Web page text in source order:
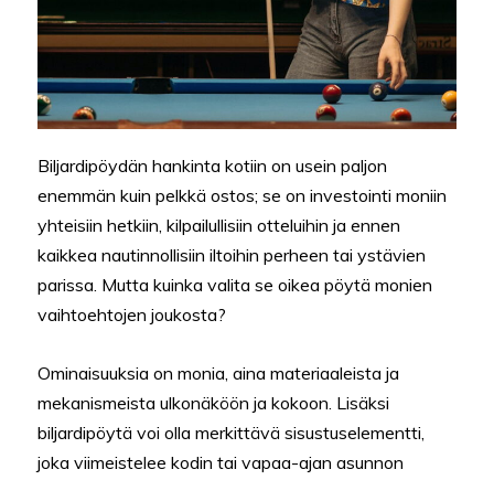
Biljardipöydän hankinta kotiin on usein paljon
enemmän kuin pelkkä ostos; se on investointi moniin
yhteisiin hetkiin, kilpailullisiin otteluihin ja ennen
kaikkea nautinnollisiin iltoihin perheen tai ystävien
parissa. Mutta kuinka valita se oikea pöytä monien
vaihtoehtojen joukosta?
Ominaisuuksia on monia, aina materiaaleista ja
mekanismeista ulkonäköön ja kokoon. Lisäksi
biljardipöytä voi olla merkittävä sisustuselementti,
joka viimeistelee kodin tai vapaa-ajan asunnon